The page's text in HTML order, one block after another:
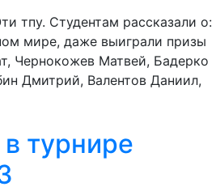
тпу. Студентам рассказали о:
мире, даже выиграли призы
Чернокожев Матвей, Бадерко
Дмитрий, Валентов Даниил,
турнире